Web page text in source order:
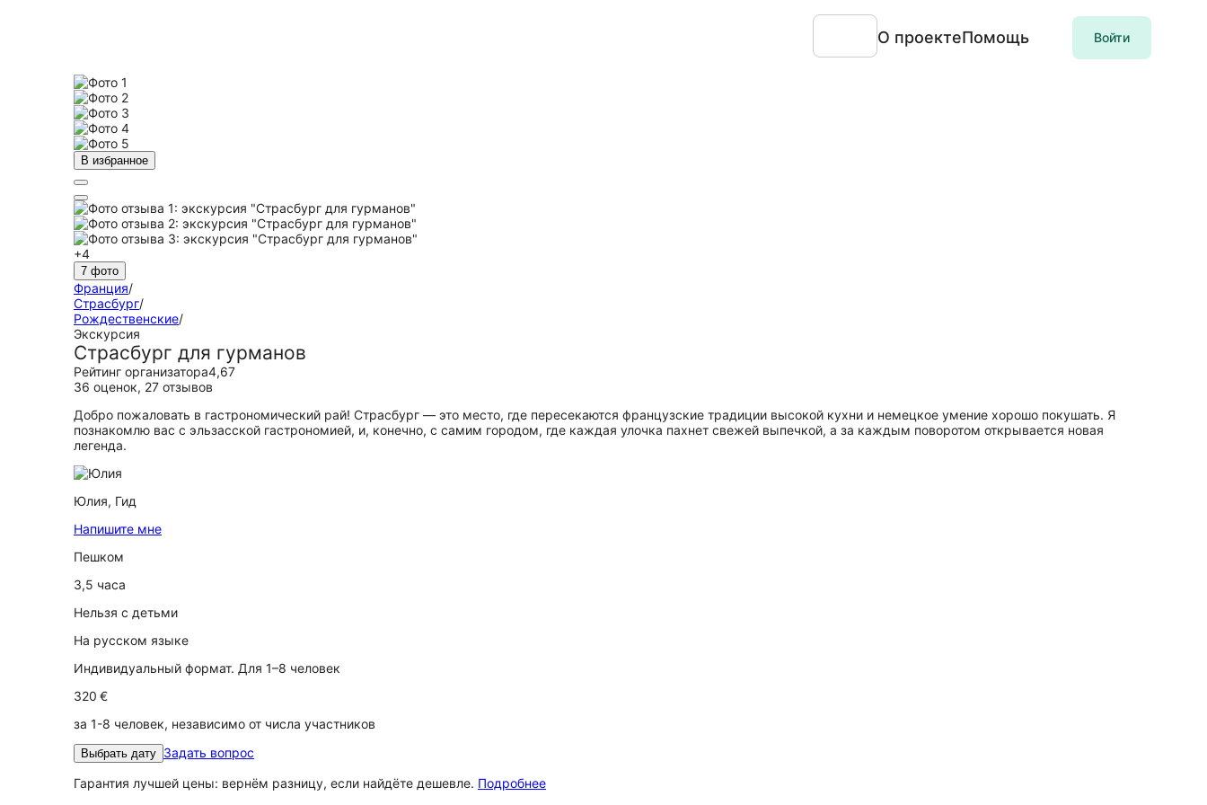
О проектеПомощь Войти
В избранное
+4
7 фото
Франция/
Страсбург/
Рождественские/
Экскурсия
Страсбург для гурманов
Рейтинг организатора4,67
36 оценок, 27 отзывов
Добро пожаловать в гастрономический рай! Страсбург — это место, где пересекаются французские традиции высокой кухни и немецкое умение хорошо покушать. Я
познакомлю вас с эльзасской гастрономией, и, конечно, с самим городом, где каждая улочка пахнет свежей выпечкой, а за каждым поворотом открывается новая
легенда.
Юлия, Гид
Напишите мне
Пешком
3,5 часа
Нельзя с детьми
На русском языке
Индивидуальный формат. Для 1–8 человек
320 €
за 1-8 человек, независимо от числа участников
Выбрать дату Задать вопрос
Гарантия лучшей цены: вернём разницу, если найдёте дешевле. Подробнее